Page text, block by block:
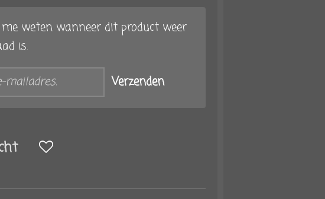
weten wanneer dit product weer
is.
Verzenden